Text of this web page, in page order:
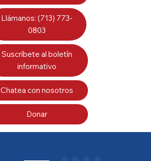
Llámanos: (713) 773-
0803
Suscríbete al boletín
informativo
Chatea con nosotros
Donar